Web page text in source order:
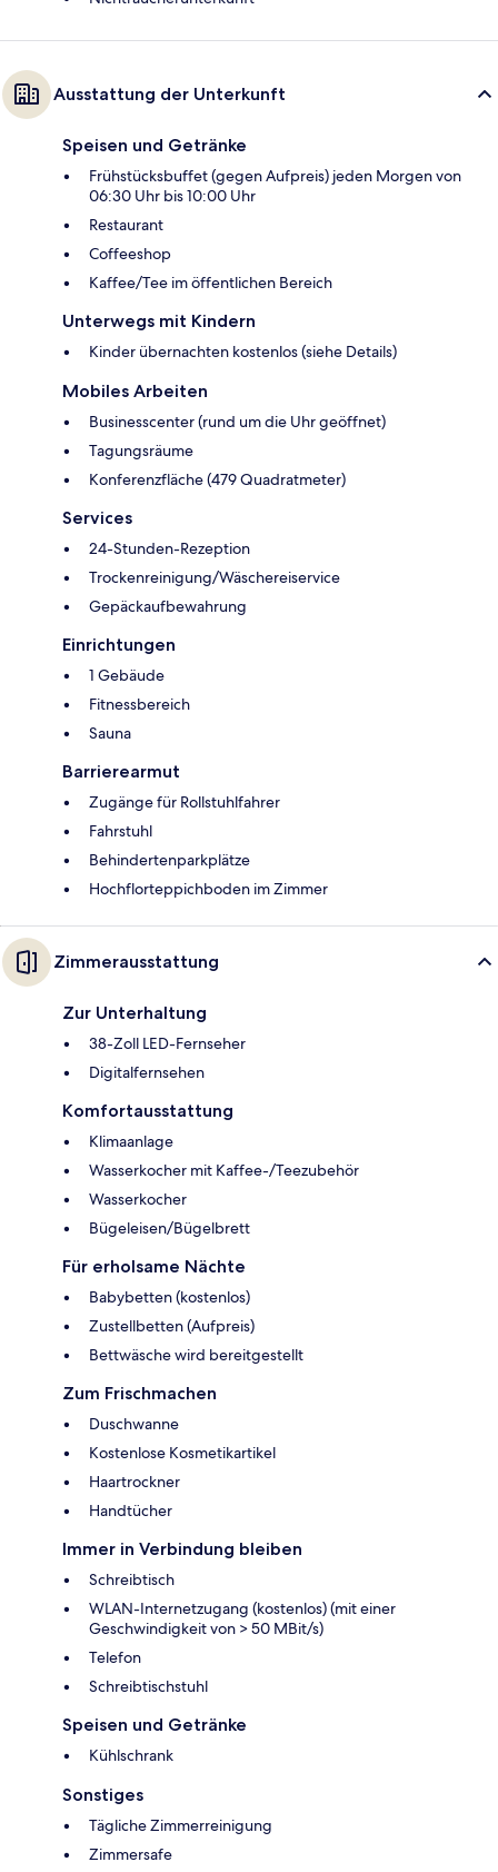
Ausstattung der Unterkunft
Speisen und Getränke
Frühstücksbuffet (gegen Aufpreis) jeden Morgen von
06:30 Uhr bis 10:00 Uhr
Restaurant
Coffeeshop
Kaffee/Tee im öffentlichen Bereich
Unterwegs mit Kindern
Kinder übernachten kostenlos (siehe Details)
Mobiles Arbeiten
Businesscenter (rund um die Uhr geöffnet)
Tagungsräume
Konferenzfläche (479 Quadratmeter)
Services
24-Stunden-Rezeption
Trockenreinigung/Wäschereiservice
Gepäckaufbewahrung
Einrichtungen
1 Gebäude
Fitnessbereich
Sauna
Barrierearmut
Zugänge für Rollstuhlfahrer
Fahrstuhl
Behindertenparkplätze
Hochflorteppichboden im Zimmer
Zimmerausstattung
Zur Unterhaltung
38-Zoll LED-Fernseher
Digitalfernsehen
Komfortausstattung
Klimaanlage
Wasserkocher mit Kaffee-/Teezubehör
Wasserkocher
Bügeleisen/Bügelbrett
Für erholsame Nächte
Babybetten (kostenlos)
Zustellbetten (Aufpreis)
Bettwäsche wird bereitgestellt
Zum Frischmachen
Duschwanne
Kostenlose Kosmetikartikel
Haartrockner
Handtücher
Immer in Verbindung bleiben
Schreibtisch
WLAN-Internetzugang (kostenlos) (mit einer
Geschwindigkeit von > 50 MBit/s)
Telefon
Schreibtischstuhl
Speisen und Getränke
Kühlschrank
Sonstiges
Tägliche Zimmerreinigung
Zimmersafe